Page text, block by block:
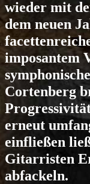
wieder mit
dem neuen
imposantem
Cortenberg
erneut
einfließen
Gitarristen
abfackeln.